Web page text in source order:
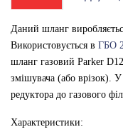
Даний шланг
Використовується в ГБО 2
шланг газовий Parker
змішувача (або врізок).
редуктора до газового
Характеристики: